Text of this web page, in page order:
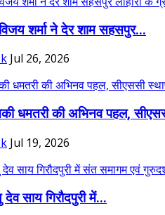
शर्मा ने देर शाम सहसपुर...
Jul 26, 2026
धमतरी की अभिनव पहल,
Jul 19, 2026
साय गिरौदपुरी में...